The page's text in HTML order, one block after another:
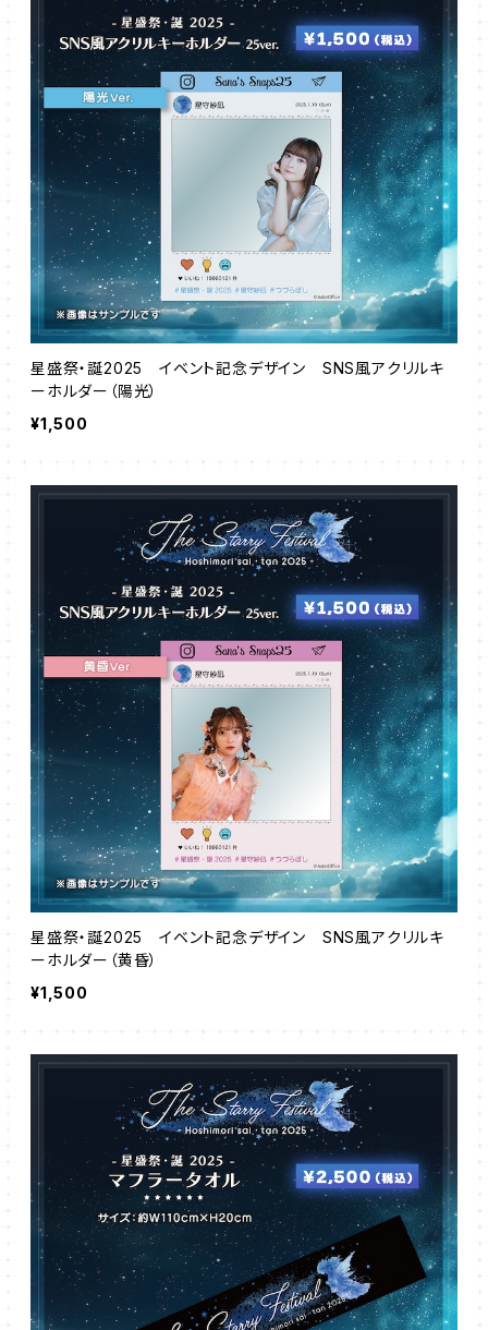
星盛祭・誕2025 イベント記念デザイン SNS風アクリルキ
ーホルダー（陽光）
¥1,500
星盛祭・誕2025 イベント記念デザイン SNS風アクリルキ
ーホルダー（黄昏）
¥1,500